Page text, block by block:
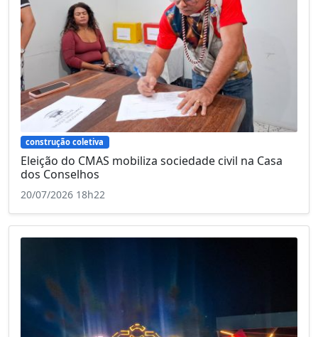
construção coletiva
Eleição do CMAS mobiliza sociedade civil na Casa
dos Conselhos
20/07/2026 18h22